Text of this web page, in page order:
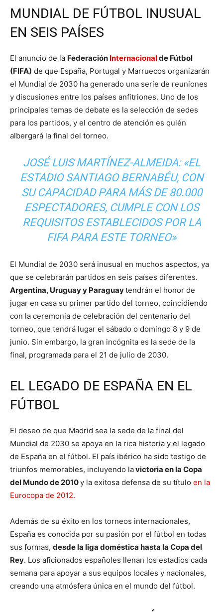
MUNDIAL DE FÚTBOL INUSUAL
EN SEIS PAÍSES
El anuncio de la Federación Internacionalde Fútbol
(FIFA) de que España, Portugal y Marruecos organizarán
el Mundial de 2030 ha generado una serie de reuniones
y discusiones entre los países anfitriones. Uno de los
principales temas de debate es la selección de sedes
para los partidos, y el centro de atención es quién
albergará la final del torneo.
JOSÉ LUIS MARTÍNEZ-ALMEIDA: «EL
ESTADIO SANTIAGO BERNABÉU, CON
SU CAPACIDAD PARA MÁS DE 80.000
ESPECTADORES, CUMPLE CON LOS
REQUISITOS ESTABLECIDOS POR LA
FIFA PARA ESTE TORNEO»
El Mundial de 2030 será inusual en muchos aspectos, ya
que se celebrarán partidos en seis países diferentes.
Argentina, Uruguay y Paraguaytendrán el honor de
jugar en casa su primer partido del torneo, coincidiendo
con la ceremonia de celebración del centenario del
torneo, que tendrá lugar el sábado o domingo 8 y 9 de
junio. Sin embargo, la gran incógnita es la sede de la
final, programada para el 21 de julio de 2030.
EL LEGADO DE ESPAÑA EN EL
FÚTBOL
El deseo de que Madrid sea la sede de la final del
Mundial de 2030 se apoya en la rica historia y el legado
de España en el fútbol. El país ibérico ha sido testigo de
triunfos memorables, incluyendo lavictoria en la Copa
del Mundo de 2010y la exitosa defensa de su título en la
Eurocopa de 2012.
Además de su éxito en los torneos internacionales,
España es conocida por su pasión por el fútbol en todas
sus formas, desde la liga doméstica hasta la Copa del
Rey. Los aficionados españoles llenan los estadios cada
semana para apoyar a sus equipos locales y nacionales,
creando una atmósfera única en el mundo del fútbol.